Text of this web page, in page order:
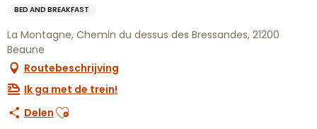
BED AND BREAKFAST
La Montagne, Chemin du dessus des Bressandes, 21200
Beaune
Routebeschrijving
Ik ga met de trein!
Delen Ajouter aux favoris